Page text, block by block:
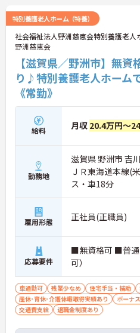
・健康診断、予防接種補助あり
→ 安心して長くキャリアを築いて
■ 「未経験から資格取得まで応援
これから介護業界にチャレンジし
す。
・未経験応募可能
・新入社員研修から管理者研修ま
・資格取得支援制度あり
→ 成長を後押しする体制が整って
■ 「安心して長く働ける待遇が魅
将来を見据えて働きたい方にもお
・「賞与実績3.7か月分」
・退職金制度あり
・福利厚生サービス利用可能
・通勤手当支給
→ 安定した収入と安心の福利厚
■ 「ICT活用で働きやすさアップ！
・iPadによる介護記録入力
・情報共有のデジタル化
・ICT操作研修も実施
→ 記録業務の負担を抑え、利用者
を大切にできます♪
―――――――――――――――
■ 「一人ひとりに寄り添う介護
特別養護老人ホーム（特養）
社会福祉法人野洲慈恵会特別養護老人
野洲慈恵会
【滋賀県／野洲市】無
り♪特別養護老人ホーム
《常勤》
給料 月収 20.4万円～
勤務地
滋賀県 野洲市 吉
ＪＲ東海道本線(
ス・車18分
雇用形態 正社員(正職員)
応募要件
■無資格可 ■普通
可）
車通勤可 残業少なめ 住宅手当・補助
産休･育休･介護休暇取得実績あり
ボーナ
交通費支給
退職金制度あり